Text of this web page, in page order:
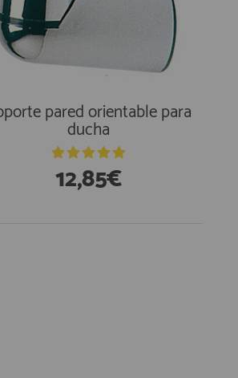
pared orientable para
ducha
12,85€